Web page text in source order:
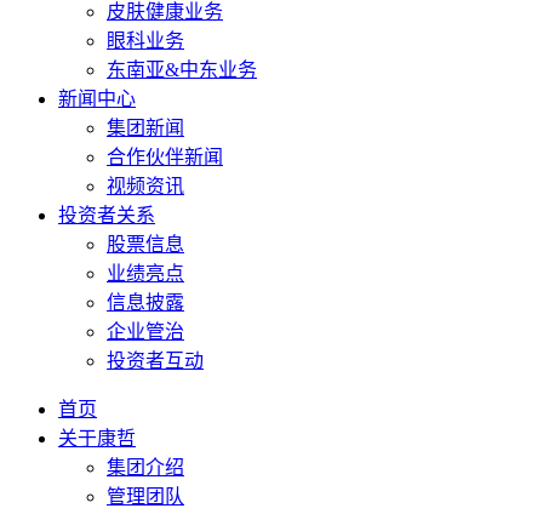
皮肤健康业务
眼科业务
东南亚&中东业务
新闻中心
集团新闻
合作伙伴新闻
视频资讯
投资者关系
股票信息
业绩亮点
信息披露
企业管治
投资者互动
首页
关于康哲
集团介绍
管理团队